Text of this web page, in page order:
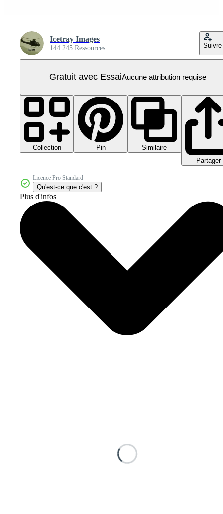
Icetray Images
144 245 Ressources Suivre
Gratuit avec EssaiAucune attribution requise
Collection Pin
Similaire
Partager
Licence Pro Standard
Qu'est-ce que c'est ?
Plus d'infos